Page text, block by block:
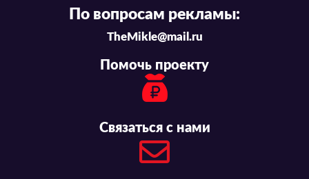
По вопросам рекламы:
TheMikle@mail.ru
Помочь проекту
Связаться с нами